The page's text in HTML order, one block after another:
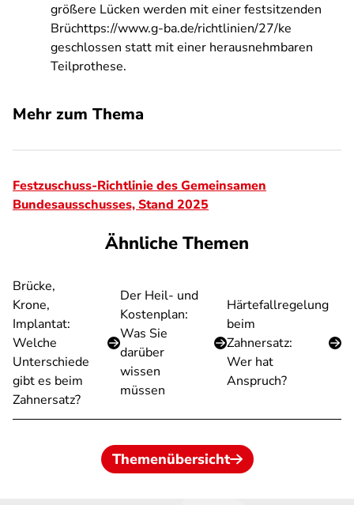
größere Lücken werden mit einer festsitzenden
Brüchttps://www.g-ba.de/richtlinien/27/ke
geschlossen statt mit einer herausnehmbaren
Teilprothese.
Mehr zum Thema
Festzuschuss-Richtlinie des Gemeinsamen
Bundesausschusses, Stand 2025
Ähnliche Themen
Brücke,
Krone,
Implantat:
Welche
Unterschiede
gibt es beim
Zahnersatz?
Der Heil- und
Kostenplan:
Was Sie
darüber
wissen
müssen
Härtefallregelung
beim
Zahnersatz:
Wer hat
Anspruch?
Themenübersicht